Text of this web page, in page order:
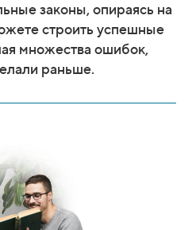
законы, опираясь на
строить успешные
множества ошибок,
раньше.